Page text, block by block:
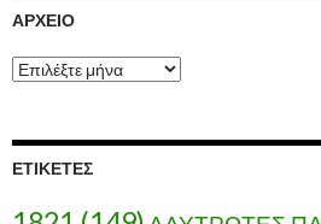
ΑΡΧΕΊΟ
Α
ρ
ο
ΕΤΙΚΈΤΕΣ